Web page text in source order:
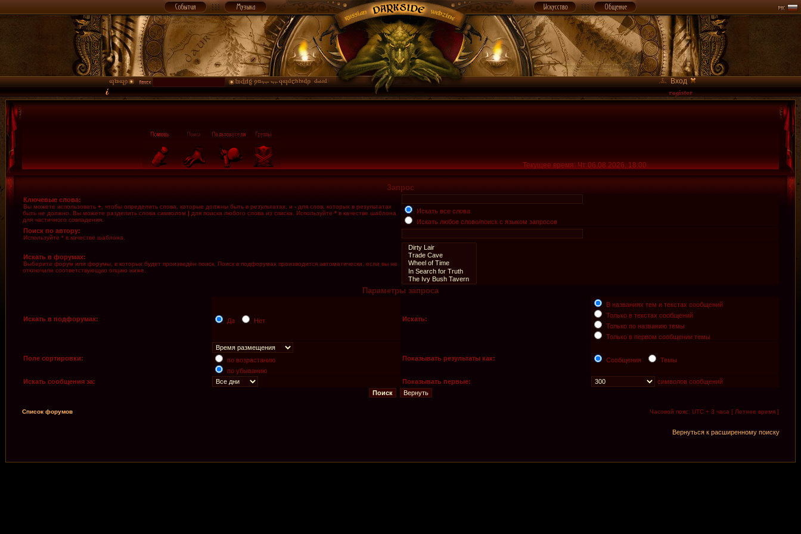
Вход
Текущее время: Чт 06.08.2026, 18:00
Запрос
Ключевые слова:
Вы можете использовать + , чтобы определить слова, которые должны быть в результатах, и - для слов, которых в результатах
быть не должно. Вы можете разделить слова символом | для поиска любого слова из списка. Используйте * в качестве шаблона
для частичного совпадения.
Искать все слова
Искать любое слово/поиск с языком запросов
Поиск по автору:
Используйте * в качестве шаблона.
Искать в форумах:
Выберите форум или форумы, в которых будет произведён поиск. Поиск в подфорумах производится автоматически, если вы не
отключили соответствующую опцию ниже.
Параметры запроса
Искать в подфорумах: Да Нет Искать:
В названиях тем и текстах сообщений
Только в текстах сообщений
Только по названию темы
Только в первом сообщении темы
Поле сортировки:
по возрастанию
по убыванию
Показывать результаты как: Сообщения Темы
Искать сообщения за: Показывать первые: символов сообщений
Список форумов Часовой пояс: UTC + 3 часа [ Летнее время ]
Вернуться к расширенному поиску